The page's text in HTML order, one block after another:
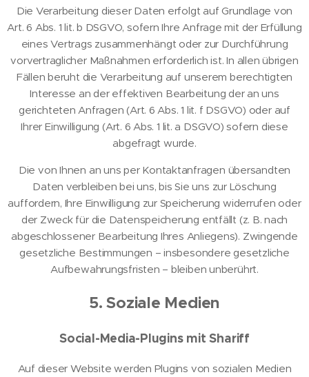
Die Verarbeitung dieser Daten erfolgt auf Grundlage von
Art. 6 Abs. 1 lit. b DSGVO, sofern Ihre Anfrage mit der Erfüllung
eines Vertrags zusammenhängt oder zur Durchführung
vorvertraglicher Maßnahmen erforderlich ist. In allen übrigen
Fällen beruht die Verarbeitung auf unserem berechtigten
Interesse an der effektiven Bearbeitung der an uns
gerichteten Anfragen (Art. 6 Abs. 1 lit. f DSGVO) oder auf
Ihrer Einwilligung (Art. 6 Abs. 1 lit. a DSGVO) sofern diese
abgefragt wurde.
Die von Ihnen an uns per Kontaktanfragen übersandten
Daten verbleiben bei uns, bis Sie uns zur Löschung
auffordern, Ihre Einwilligung zur Speicherung widerrufen oder
der Zweck für die Datenspeicherung entfällt (z. B. nach
abgeschlossener Bearbeitung Ihres Anliegens). Zwingende
gesetzliche Bestimmungen – insbesondere gesetzliche
Aufbewahrungsfristen – bleiben unberührt.
5. Soziale Medien
Social-Media-Plugins mit Shariff
Auf dieser Website werden Plugins von sozialen Medien